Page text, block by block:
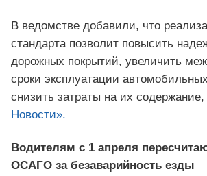
В ведомстве добавили, что
стандарта позволит повысить
дорожных покрытий, увеличить
сроки эксплуатации
снизить затраты на их
Новости».
Водителям с 1 апреля
ОСАГО за безаварийность езды